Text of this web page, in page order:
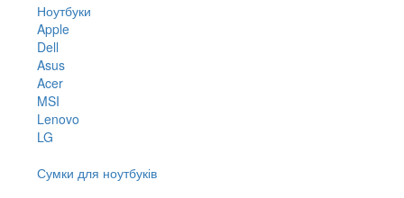
Ноутбуки
Apple
Dell
Asus
Acer
MSI
Lenovo
LG
Сумки для ноутбуків